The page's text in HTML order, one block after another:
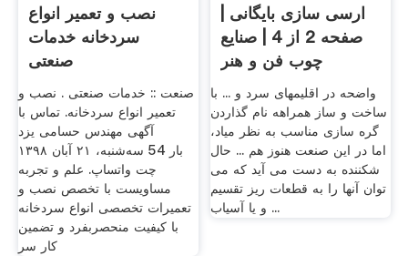
نصب و تعمیر انواع
سردخانه خدمات
صنعتی
صنعت :: خدمات صنعتی . نصب و
تعمیر انواع سردخانه. تماس با
آگهی مهندس حسامی یزد
‪سه‌شنبه، ۲۱ آبان ۱۳۹۸‬ 54 بار
چت واتساپ. علم و تجربه
مساویست با تخصص نصب و
تعمیرات تخصصی انواع سردخانه
با کیفیت منحصربفرد و تضمین
کار سر
ارسی سازی بایگانی |
صفحه 2 از 4 | صنایع
چوب فن و هنر
واضحه در اقلیمهای سرد و ... با
ساخت و ساز همراهه نام گذاردن
گره سازی مناسب به نظر میاد،
اما در این صنعت هنوز هم ... حال
شکننده به دست می آید که می
توان آنها را به قطعات ریز تقسیم
و یا آسیاب ...